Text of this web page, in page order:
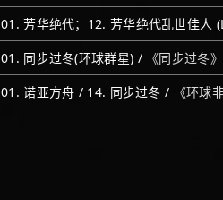
01. 芳华绝代；12. 芳华绝代乱世佳人
01. 同步过冬(环球群星) / 《同步过冬》
01. 诺亚方舟 / 14. 同步过冬 / 《环球